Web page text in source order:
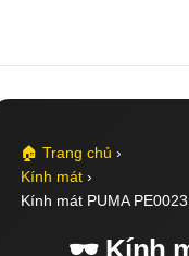
🏠 Trang chủ ›
Kính mát ›
Kính mát PUMA
🕶️ Kính